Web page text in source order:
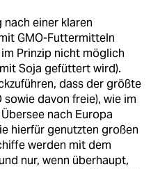
einer klaren
GMO-Futtermitteln
Prinzip nicht möglich
Soja gefüttert wird).
dass der größte
sowie davon freie), wie im
nach Europa
hierfür genutzten großen
werden mit dem
nur, wenn überhaupt,